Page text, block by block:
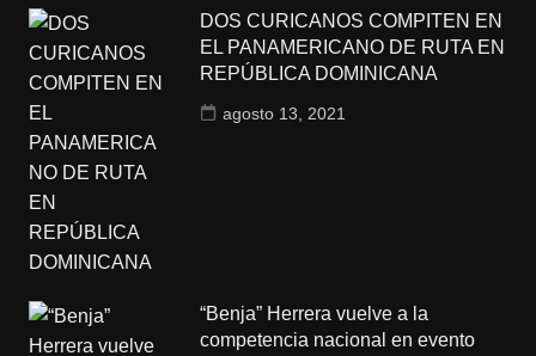
DOS CURICANOS COMPITEN EN
EL PANAMERICANO DE RUTA EN
REPÚBLICA DOMINICANA
agosto 13, 2021
“Benja” Herrera vuelve a la
competencia nacional en evento